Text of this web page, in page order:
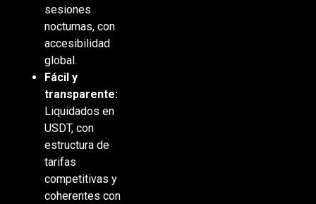
sesiones
nocturnas, con
accesibilidad
global.
Fácil y
transparente:
Liquidados en
USDT, con
estructura de
tarifas
competitivas y
coherentes con